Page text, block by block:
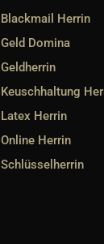
Blackmail Herrin
Geld Domina
Geldherrin
Keuschhaltung
Latex Herrin
Online Herrin
Schlüsselherrin